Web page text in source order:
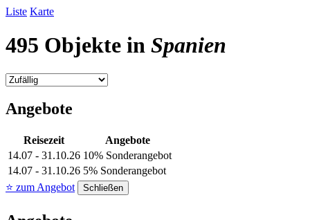
Liste Karte
495 Objekte in Spanien
Angebote
Reisezeit
Angebote
14.07 - 31.10.26 10% Sonderangebot
14.07 - 31.10.26 5% Sonderangebot
⭐ zum Angebot
Schließen